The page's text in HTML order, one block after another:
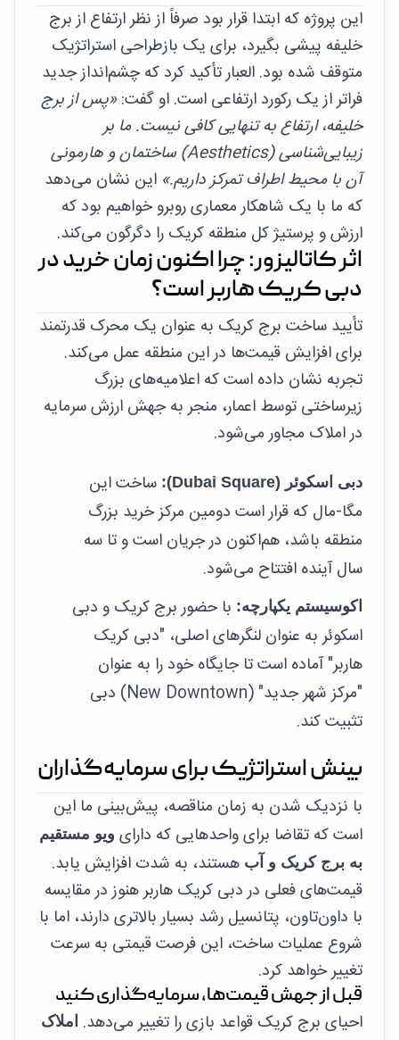
این پروژه که ابتدا قرار بود صرفاً از نظر ارتفاع از برج
خلیفه پیشی بگیرد، برای یک بازطراحی استراتژیک
متوقف شده بود. العبار تأکید کرد که چشم‌انداز جدید
فراتر از یک رکورد ارتفاعی است. او گفت:«پس از برج
خلیفه، ارتفاع به تنهایی کافی نیست. ما بر
زیبایی‌شناسی (Aesthetics) ساختمان و هارمونی
آن با محیط اطراف تمرکز داریم.» این نشان می‌دهد
که ما با یک شاهکار معماری روبرو خواهیم بود که
ارزش و پرستیژ کل منطقه کریک را دگرگون می‌کند.
اثر کاتالیزور: چرا اکنون زمان خرید در
دبی کریک هاربر است؟
تأیید ساخت برج کریک به عنوان یک محرک قدرتمند
برای افزایش قیمت‌ها در این منطقه عمل می‌کند.
تجربه نشان داده است که اعلامیه‌های بزرگ
زیرساختی توسط اعمار، منجر به جهش ارزش سرمایه
در املاک مجاور می‌شود.
دبی اسکوئر (Dubai Square):
ساخت این
مگا-مال که قرار است دومین مرکز خرید بزرگ
منطقه باشد، هم‌اکنون در جریان است و تا سه
سال آینده افتتاح می‌شود.
اکوسیستم یکپارچه: با حضور برج کریک و دبی
اسکوئر به عنوان لنگرهای اصلی، "دبی کریک
هاربر" آماده است تا جایگاه خود را به عنوان
"مرکز شهر جدید" (New Downtown) دبی
تثبیت کند.
بینش استراتژیک برای سرمایه‌گذاران
با نزدیک شدن به زمان مناقصه، پیش‌بینی ما این
است که تقاضا برای واحدهایی که دارای ویو مستقیم
به برج کریک و آب هستند، به شدت افزایش یابد.
قیمت‌های فعلی در دبی کریک هاربر هنوز در مقایسه
با داون‌تاون، پتانسیل رشد بسیار بالاتری دارند، اما با
شروع عملیات ساخت، این فرصت قیمتی به سرعت
تغییر خواهد کرد.
قبل از جهش قیمت‌ها، سرمایه‌گذاری کنید
احیای برج کریک قواعد بازی را تغییر می‌دهد. املاک